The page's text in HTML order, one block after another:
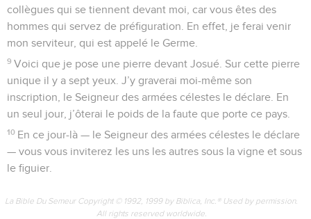
collègues qui se tiennent devant moi, car vous êtes des
hommes qui servez de préfiguration. En effet, je ferai venir
mon serviteur, qui est appelé le Germe.
9 Voici que je pose une pierre devant Josué. Sur cette pierre
unique il y a sept yeux. J’y graverai moi-même son
inscription, le Seigneur des armées célestes le déclare. En
un seul jour, j’ôterai le poids de la faute que porte ce pays.
10 En ce jour-là — le Seigneur des armées célestes le déclare
— vous vous inviterez les uns les autres sous la vigne et sous
le figuier.
La Bible Du Semeur Copyright © 1992, 1999 by Biblica, Inc.® Used by permission.
All rights reserved worldwide.